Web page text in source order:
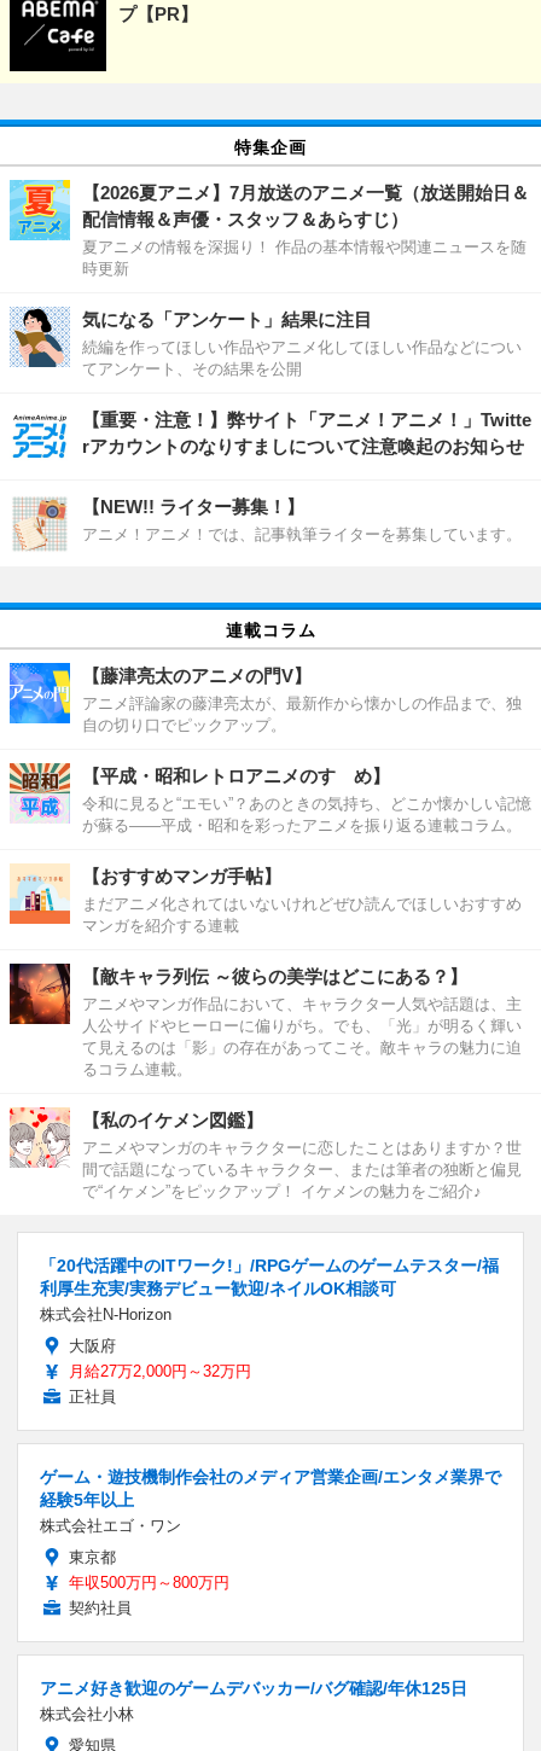
プ【PR】
特集企画
【2026夏アニメ】7月放送のアニメ一覧（放送開始日＆
配信情報＆声優・スタッフ＆あらすじ）
夏アニメの情報を深掘り！ 作品の基本情報や関連ニュースを随
時更新
気になる「アンケート」結果に注目
続編を作ってほしい作品やアニメ化してほしい作品などについ
てアンケート、その結果を公開
【重要・注意！】弊サイト「アニメ！アニメ！」Twitte
rアカウントのなりすましについて注意喚起のお知らせ
【NEW!! ライター募集！】
アニメ！アニメ！では、記事執筆ライターを募集しています。
連載コラム
【藤津亮太のアニメの門V】
アニメ評論家の藤津亮太が、最新作から懐かしの作品まで、独
自の切り口でピックアップ。
【平成・昭和レトロアニメのすゝめ】
令和に見ると“エモい”？あのときの気持ち、どこか懐かしい記憶
が蘇る――平成・昭和を彩ったアニメを振り返る連載コラム。
【おすすめマンガ手帖】
まだアニメ化されてはいないけれどぜひ読んでほしいおすすめ
マンガを紹介する連載
【敵キャラ列伝 ～彼らの美学はどこにある？】
アニメやマンガ作品において、キャラクター人気や話題は、主
人公サイドやヒーローに偏りがち。でも、「光」が明るく輝い
て見えるのは「影」の存在があってこそ。敵キャラの魅力に迫
るコラム連載。
【私のイケメン図鑑】
アニメやマンガのキャラクターに恋したことはありますか？世
間で話題になっているキャラクター、または筆者の独断と偏見
で“イケメン”をピックアップ！ イケメンの魅力をご紹介♪
「20代活躍中のITワーク!」/RPGゲームのゲームテスター/福
利厚生充実/実務デビュー歓迎/ネイルOK相談可
株式会社N-Horizon
大阪府
月給27万2,000円～32万円
正社員
ゲーム・遊技機制作会社のメディア営業企画/エンタメ業界で
経験5年以上
株式会社エゴ・ワン
東京都
年収500万円～800万円
契約社員
アニメ好き歓迎のゲームデバッカー/バグ確認/年休125日
株式会社小林
愛知県